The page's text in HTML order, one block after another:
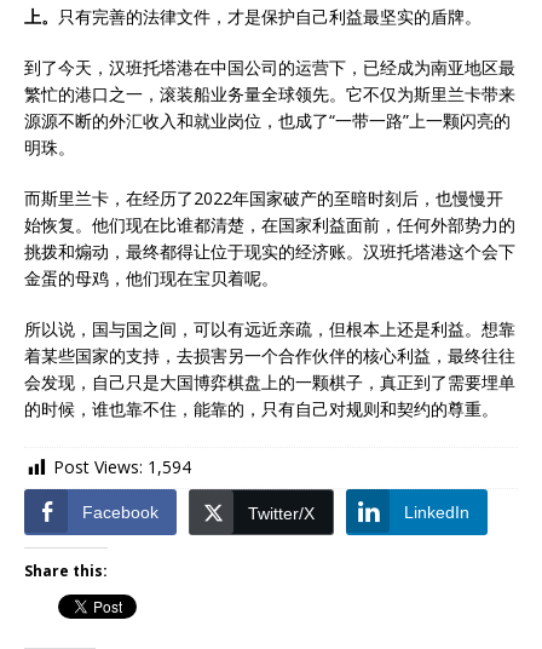
上。 只有完善的法律文件，才是保护自己利益最坚实的盾牌。
到了今天，汉班托塔港在中国公司的运营下，已经成为南亚地区最
繁忙的港口之一，滚装船业务量全球领先。它不仅为斯里兰卡带来
源源不断的外汇收入和就业岗位，也成了“一带一路”上一颗闪亮的
明珠。
而斯里兰卡，在经历了2022年国家破产的至暗时刻后，也慢慢开
始恢复。他们现在比谁都清楚，在国家利益面前，任何外部势力的
挑拨和煽动，最终都得让位于现实的经济账。汉班托塔港这个会下
金蛋的母鸡，他们现在宝贝着呢。
所以说，国与国之间，可以有远近亲疏，但根本上还是利益。想靠
着某些国家的支持，去损害另一个合作伙伴的核心利益，最终往往
会发现，自己只是大国博弈棋盘上的一颗棋子，真正到了需要埋单
的时候，谁也靠不住，能靠的，只有自己对规则和契约的尊重。
Post Views: 1,594
Facebook Twitter/X LinkedIn
Share this: